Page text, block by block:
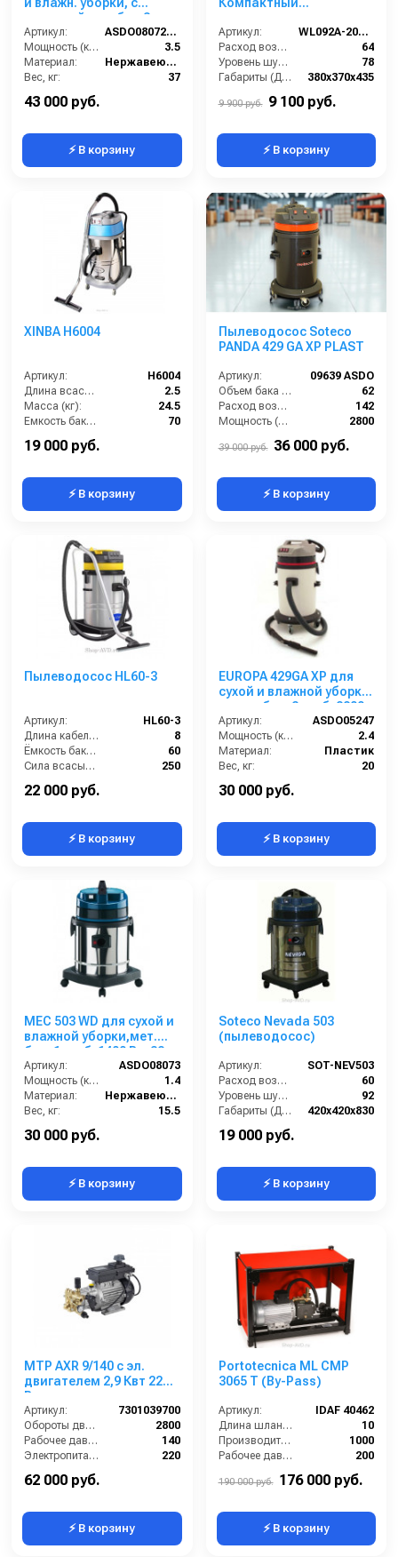
тележкой,мет.бак,3
турб,3500Вт,62 л. полн.
компл.
Артикул:
ASDO08072/MEC 440M XP
Мощность (кВт):
3.5
Материал:
Нержавеющая сталь
Вес, кг:
37
43 000 руб.
⚡ В корзину
работы с
электроинструментом
Артикул:
WL092A-20L INOX
Расход воздуха (л/сек):
64
Уровень шума (дБ(А)):
78
Габариты (ДхШхВ):
380х370х435
9 900 руб. 9 100 руб.
⚡ В корзину
XINBA H6004
Артикул:
H6004
Длина всасывающего шланга (м):
2.5
Масса (кг):
24.5
Емкость бака для мусора (л):
70
Потребляемая мощность (кВт):
19 000 руб.
⚡ В корзину
Пылеводосос Soteco
PANDA 429 GA XP PLAST
Артикул:
09639 ASDO
Объем бака (л):
62
Расход воздуха (л/сек):
142
Мощность (Вт):
2800
39 000 руб. 36 000 руб.
⚡ В корзину
Пылеводосос HL60-3
Артикул:
HL60-3
Длина кабеля (м):
8
Ёмкость бака (л):
60
Сила всасывания (мбар):
250
Напряжение (В):
22 000 руб.
⚡ В корзину
EUROPA 429GA XP для
сухой и влажной уборки
пласт. бак, 2 турб, 2800
Вт, 62 л.
Артикул:
ASDO05247
Мощность (кВт):
2.4
Материал:
Пластик
Вес, кг:
20
Габаритные размеры, мм:
30 000 руб.
⚡ В корзину
MEC 503 WD для сухой и
влажной уборки,мет.
бак, 1 турб, 1400 Вт, 32 л.
полн. компл.
Артикул:
ASDO08073
Мощность (кВт):
1.4
Материал:
Нержавеющая сталь
Вес, кг:
15.5
30 000 руб.
⚡ В корзину
Soteco Nevada 503
(пылеводосос)
Артикул:
SOT-NEV503
Расход воздуха (л/сек):
60
Уровень шума (дБ(А)):
92
Габариты (ДхШхВ):
420х420х830
19 000 руб.
⚡ В корзину
MTP AXR 9/140 с эл.
двигателем 2,9 Квт 220
В
Артикул:
7301039700
Обороты двигателя (об/мин):
2800
Рабочее давление (бар):
140
Электропитание (В):
220
62 000 руб.
⚡ В корзину
Portotecnica ML CMP
3065 T (By-Pass)
Артикул:
IDAF 40462
Длина шланга ВД (м):
10
Производительность (л/ч):
1000
Рабочее давление (бар):
200
190 000 руб. 176 000 руб.
⚡ В корзину